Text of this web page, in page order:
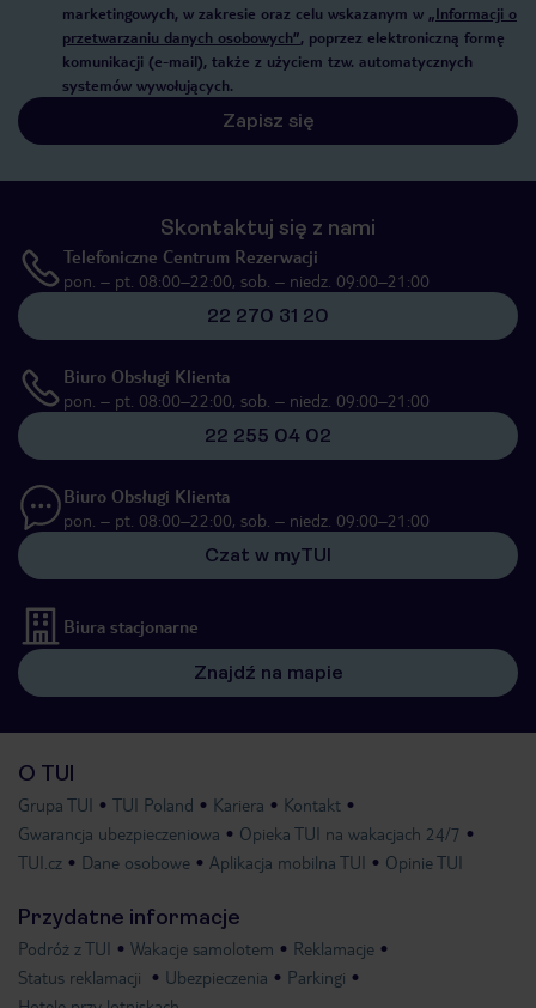
marketingowych, w zakresie oraz celu wskazanym w „Informacji o
przetwarzaniu danych osobowych”, poprzez elektroniczną formę
komunikacji (e-mail), także z użyciem tzw. automatycznych
systemów wywołujących.
Zapisz się
Skontaktuj się z nami
Telefoniczne Centrum Rezerwacji
pon. – pt. 08:00–22:00, sob. – niedz. 09:00–21:00
22 270 31 20
Biuro Obsługi Klienta
pon. – pt. 08:00–22:00, sob. – niedz. 09:00–21:00
22 255 04 02
Biuro Obsługi Klienta
pon. – pt. 08:00–22:00, sob. – niedz. 09:00–21:00
Czat w myTUI
Biura stacjonarne
Znajdź na mapie
O TUI
Grupa TUI TUI Poland Kariera
Kontakt
Gwarancja ubezpieczeniowa
Opieka TUI na wakacjach 24/7
TUI.cz
Dane osobowe Aplikacja mobilna TUI Opinie TUI
Przydatne informacje
Podróż z TUI Wakacje samolotem
Reklamacje
Status reklamacji
Ubezpieczenia
Parkingi